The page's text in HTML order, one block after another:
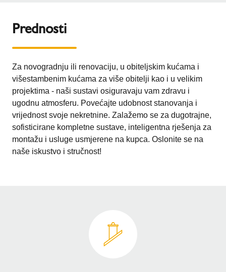
Prednosti
Za novogradnju ili renovaciju, u obiteljskim kućama i
višestambenim kućama za više obitelji kao i u velikim
projektima - naši sustavi osiguravaju vam zdravu i
ugodnu atmosferu. Povećajte udobnost stanovanja i
vrijednost svoje nekretnine. Zalažemo se za dugotrajne,
sofisticirane kompletne sustave, inteligentna rješenja za
montažu i usluge usmjerene na kupca. Oslonite se na
naše iskustvo i stručnost!